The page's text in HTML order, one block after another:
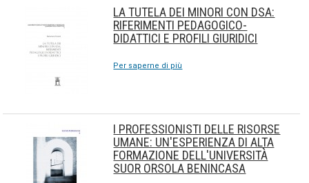
LA TUTELA DEI MINORI CON DSA:
RIFERIMENTI PEDAGOGICO-
DIDATTICI E PROFILI GIURIDICI
Per saperne di più
I PROFESSIONISTI DELLE RISORSE
UMANE: UN'ESPERIENZA DI ALTA
FORMAZIONE DELL'UNIVERSITÀ
SUOR ORSOLA BENINCASA